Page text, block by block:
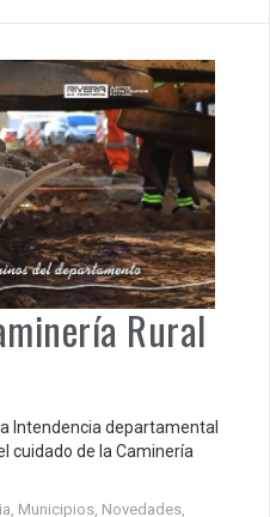
Rural
Intendencia departamental
cuidado de la Caminería
Municipios Novedades